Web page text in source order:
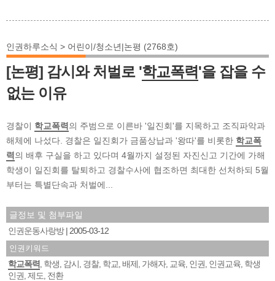
인권하루소식 > 어린이/청소년|논평 (2768호)
[논평] 감시와 처벌로 '학교폭력'을 잡을 수
없는 이유
경찰이 학교폭력 의 주범으로 이른바 '일진회'를 지목하고 조직파악과
해체에 나섰다. 경찰은 일진회가 금품상납과 '왕따'를 비롯한 학교폭
력 의 배후 구실을 하고 있다며 4월까지 설정된 자진신고 기간에 가해
학생이 일진회를 탈퇴하고 경찰수사에 협조하면 최대한 선처하되 5월
부터는 특별단속과 처벌에...
글정보 및 첨부파일
인권운동사랑방
2005-03-12
인권키워드
학교폭력 학생 감시 경찰, 학교 배제 가해자, 교육 인권 인권교육 학생
인권 제도 전환